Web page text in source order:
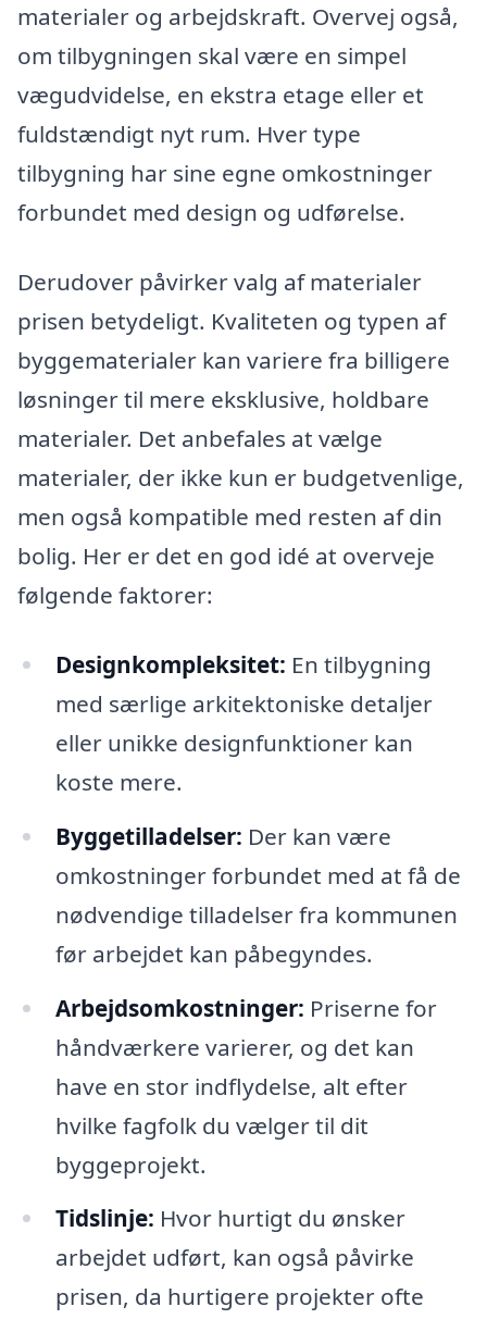
materialer og arbejdskraft. Overvej også,
om tilbygningen skal være en simpel
vægudvidelse, en ekstra etage eller et
fuldstændigt nyt rum. Hver type
tilbygning har sine egne omkostninger
forbundet med design og udførelse.
Derudover påvirker valg af materialer
prisen betydeligt. Kvaliteten og typen af
byggematerialer kan variere fra billigere
løsninger til mere eksklusive, holdbare
materialer. Det anbefales at vælge
materialer, der ikke kun er budgetvenlige,
men også kompatible med resten af din
bolig. Her er det en god idé at overveje
følgende faktorer:
Designkompleksitet: En tilbygning
med særlige arkitektoniske detaljer
eller unikke designfunktioner kan
koste mere.
Byggetilladelser: Der kan være
omkostninger forbundet med at få de
nødvendige tilladelser fra kommunen
før arbejdet kan påbegyndes.
Arbejdsomkostninger: Priserne for
håndværkere varierer, og det kan
have en stor indflydelse, alt efter
hvilke fagfolk du vælger til dit
byggeprojekt.
Tidslinje: Hvor hurtigt du ønsker
arbejdet udført, kan også påvirke
prisen, da hurtigere projekter ofte